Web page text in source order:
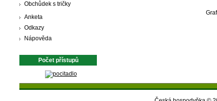
Obchůdek s tričky
Anketa
Odkazy
Nápověda
Počet přístupů